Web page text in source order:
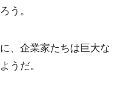
う。
、企業家たちは巨大な
うだ。